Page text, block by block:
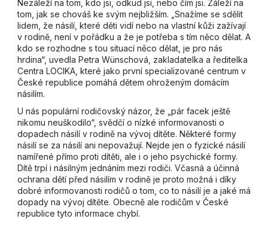
Nezáleží na tom, kdo jsi, odkud jsi, nebo čím jsi. Záleží na
tom, jak se chováš ke svým nejbližším. „Snažíme se sdělit
lidem, že násilí, které děti vidí nebo na vlastní kůži zažívají
v rodině, není v pořádku a že je potřeba s tím něco dělat. A
kdo se rozhodne s tou situací něco dělat, je pro nás
hrdina“, uvedla Petra Wünschová, zakladatelka a ředitelka
Centra LOCIKA, které jako první specializované centrum v
České republice pomáhá dětem ohroženým domácím
násilím.
U nás populární rodičovský názor, že „pár facek ještě
nikomu neuškodilo“, svědčí o nízké informovanosti o
dopadech násilí v rodině na vývoj dítěte. Některé formy
násilí se za násilí ani nepovažují. Nejde jen o fyzické násilí
namířené přímo proti dítěti, ale i o jeho psychické formy.
Dítě trpí i násilným jednáním mezi rodiči. Včasná a účinná
ochrana dětí před násilím v rodině je proto možná i díky
dobré informovanosti rodičů o tom, co to násilí je a jaké má
dopady na vývoj dítěte. Obecně ale rodičům v České
republice tyto informace chybí.